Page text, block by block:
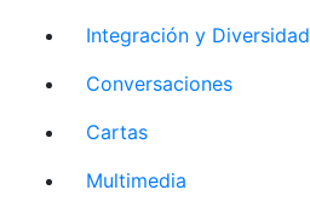
Integración y Diversidad
Conversaciones
Cartas
Multimedia